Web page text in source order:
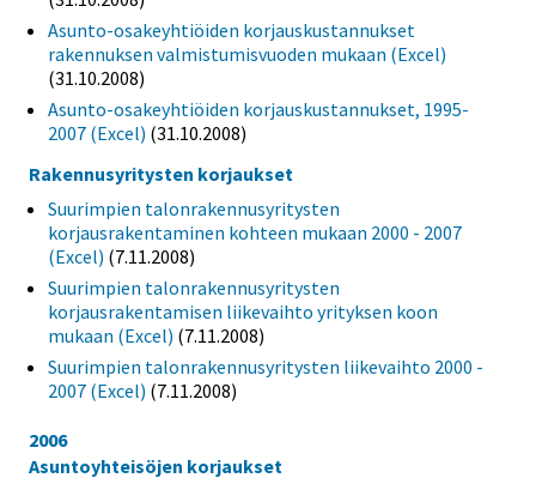
Asunto-osakeyhtiöiden korjauskustannukset
rakennuksen valmistumisvuoden mukaan (Excel)
(31.10.2008)
Asunto-osakeyhtiöiden korjauskustannukset, 1995-
2007 (Excel) (31.10.2008)
Rakennusyritysten korjaukset
Suurimpien talonrakennusyritysten
korjausrakentaminen kohteen mukaan 2000 - 2007
(Excel) (7.11.2008)
Suurimpien talonrakennusyritysten
korjausrakentamisen liikevaihto yrityksen koon
mukaan (Excel) (7.11.2008)
Suurimpien talonrakennusyritysten liikevaihto 2000 -
2007 (Excel) (7.11.2008)
2006
Asuntoyhteisöjen korjaukset